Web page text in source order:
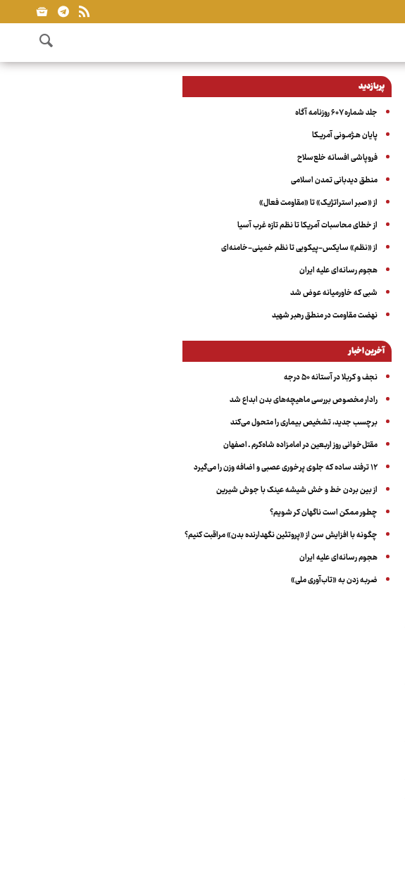
پربازدید
جلد شماره ۶۰۷ روزنامه آگاه
پایان هـژمـونی آمریـکا
فروپاشی افسانه خلع‌سلاح
منطق دیدبانی تمدن اسلامی
از «صبر استراتژیک» تا «مقاومت فعال»
از خطای محاسبات آمریکا تا نظم تازه غرب آسیا
از «نظم» سایکس-پیکویی تا نظم خمینی-خامنه‌ای
هجوم رسانه‌ای علیه ایران
شبی که خاورمیانه عوض شد
نهضت مقاومت در منطق رهبر شهید
آخرین اخبار
نجف و کربلا در آستانه ۵۰ درجه
رادار مخصوص بررسی ماهیچه‌های بدن ابداع شد
برچسب جدید، تشخیص بیماری را متحول می‌کند
مقتل‌خوانی روز اربعین در امامزاده شاه‌کرم ـ اصفهان
۱۲ ترفند ساده که جلوی پرخوری عصبی و اضافه ‌وزن را می‌گیرد
از بین بردن خط و خش شیشه عینک با جوش شیرین
چطور ممکن است ناگهان کر شویم؟
چگونه با افزایش سن از «پروتئین نگهدارنده بدن» مراقبت کنیم؟
هجوم رسانه‌ای علیه ایران
ضربه زدن به «تاب‌آوری ملی»